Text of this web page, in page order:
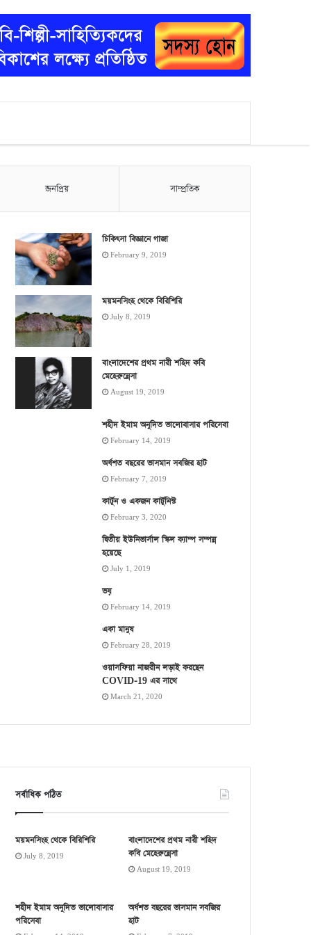
জনপ্রিয় সাম্প্রতিক
চিকিৎসা বিজ্ঞানে গাজা
February 9, 2019
ময়মনসিংহ থেকে বিরিশিরি
July 8, 2019
বাংলাদেশের প্রথম নারী শহিদ কবি
মেহেরুন্নেসা
August 19, 2019
শহীদ ইমাম অনূদিত ভালোবাসার পরিসেবা
February 14, 2019
অর্ধশত বছরের ভাসমান সবজির হাট
February 7, 2019
কার্টুন ও একজন কার্টুনিস্ট
February 3, 2020
দ্বিতীয় ইউনিভার্সাল স্কিল ক্যাম্প সম্পন্ন
হয়েছে
July 1, 2019
ভয়
February 14, 2019
একা মানুষ
February 28, 2019
ওয়াসফিয়া নাজরীন লড়াই করছেন
COVID-19 এর সাথে
March 21, 2020
সর্বাধিক পঠিত
ময়মনসিংহ থেকে বিরিশিরি
July 8, 2019
বাংলাদেশের প্রথম নারী শহিদ
কবি মেহেরুন্নেসা
August 19, 2019
শহীদ ইমাম অনূদিত ভালোবাসার
পরিসেবা
অর্ধশত বছরের ভাসমান সবজির
হাট